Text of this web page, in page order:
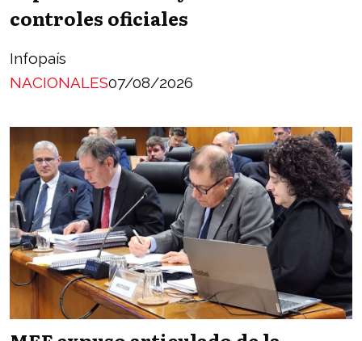
controles oficiales
Infopaís
NACIONALES07/08/2026